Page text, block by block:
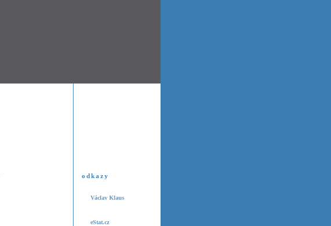
odkazy
Václav Klaus
eStat.cz